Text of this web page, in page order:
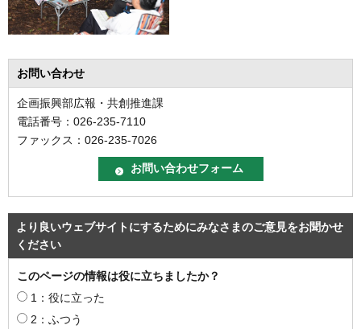
お問い合わせ
企画振興部広報・共創推進課
電話番号：026-235-7110
ファックス：026-235-7026
より良いウェブサイトにするためにみなさまのご意見をお聞かせ
ください
このページの情報は役に立ちましたか？
1：役に立った
2：ふつう